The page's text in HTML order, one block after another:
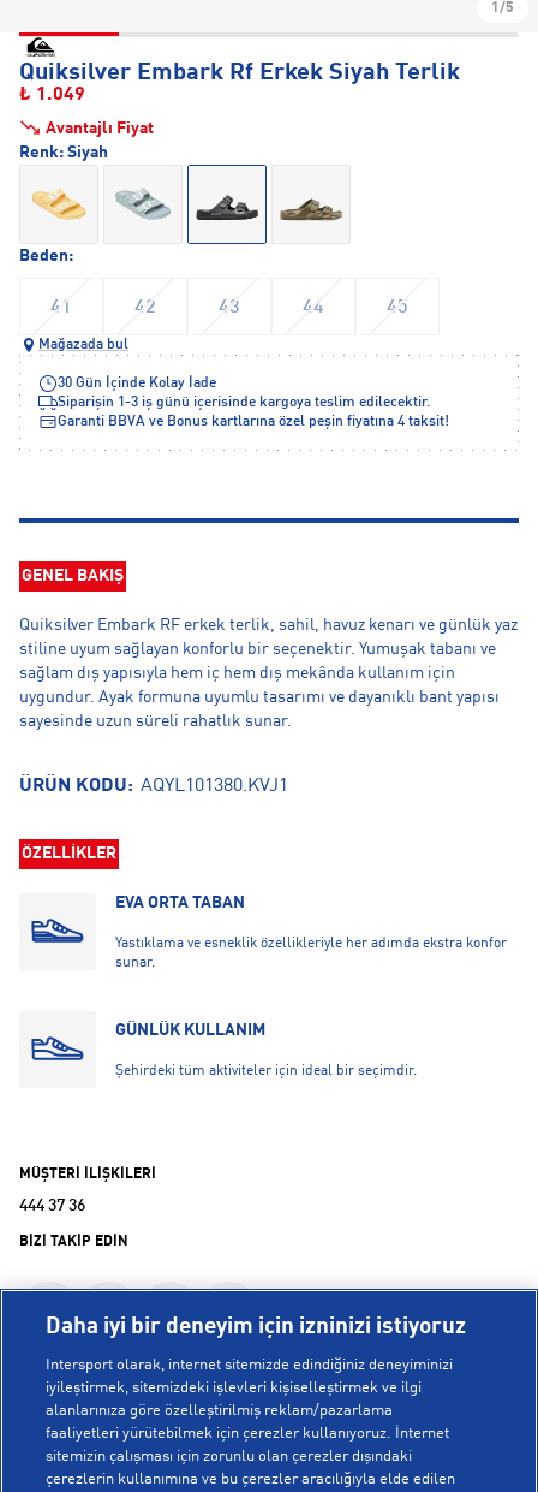
1/5
Quiksilver Embark Rf Erkek Siyah Terlik
₺ 1.049
Avantajlı Fiyat
Beden:
41 42 43 44 45
Renk: Siyah
Mağazada bul
30 Gün İçinde Kolay İade
Siparişin 1-3 iş günü içerisinde kargoya teslim edilecektir.
Garanti BBVA ve Bonus kartlarına özel peşin fiyatına 4 taksit!
GENEL BAKIŞ
Quiksilver Embark RF erkek terlik, sahil, havuz kenarı ve günlük yaz
stiline uyum sağlayan konforlu bir seçenektir. Yumuşak tabanı ve
sağlam dış yapısıyla hem iç hem dış mekânda kullanım için
uygundur. Ayak formuna uyumlu tasarımı ve dayanıklı bant yapısı
sayesinde uzun süreli rahatlık sunar.
ÜRÜN KODU: AQYL101380.KVJ1
ÖZELLİKLER
EVA ORTA TABAN
Yastıklama ve esneklik özellikleriyle her adımda ekstra konfor
sunar.
GÜNLÜK KULLANIM
Şehirdeki tüm aktiviteler için ideal bir seçimdir.
MÜŞTERİ İLİŞKİLERİ
444 37 36
BİZİ TAKİP EDİN
KURUMSAL
Hakkımızda
Daha iyi bir deneyim için izninizi istiyoruz
Intersport olarak, internet sitemizde edindiğiniz deneyiminizi
iyileştirmek, sitemizdeki işlevleri kişiselleştirmek ve ilgi
alanlarınıza göre özelleştirilmiş reklam/pazarlama
faaliyetleri yürütebilmek için çerezler kullanıyoruz. İnternet
sitemizin çalışması için zorunlu olan çerezler dışındaki
çerezlerin kullanımına ve bu çerezler aracılığıyla elde edilen